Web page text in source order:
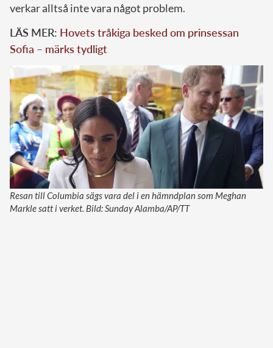
verkar alltså inte vara något problem.
LÄS MER: Hovets tråkiga besked om prinsessan
Sofia – märks tydligt
Resan till Columbia sägs vara del i en hämndplan som Meghan
Markle satt i verket. Bild: Sunday Alamba/AP/TT